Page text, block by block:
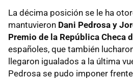
La décima posición se le ha
mantuvieron Dani Pedrosa y
Premio de la República Checa
españoles, que también
llegaron igualados a la última
Pedrosa se pudo imponer